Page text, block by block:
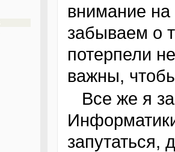
внимание
забываем о
потерпели
важны,
Все же я замечу, что центральная проблема
запутаться,